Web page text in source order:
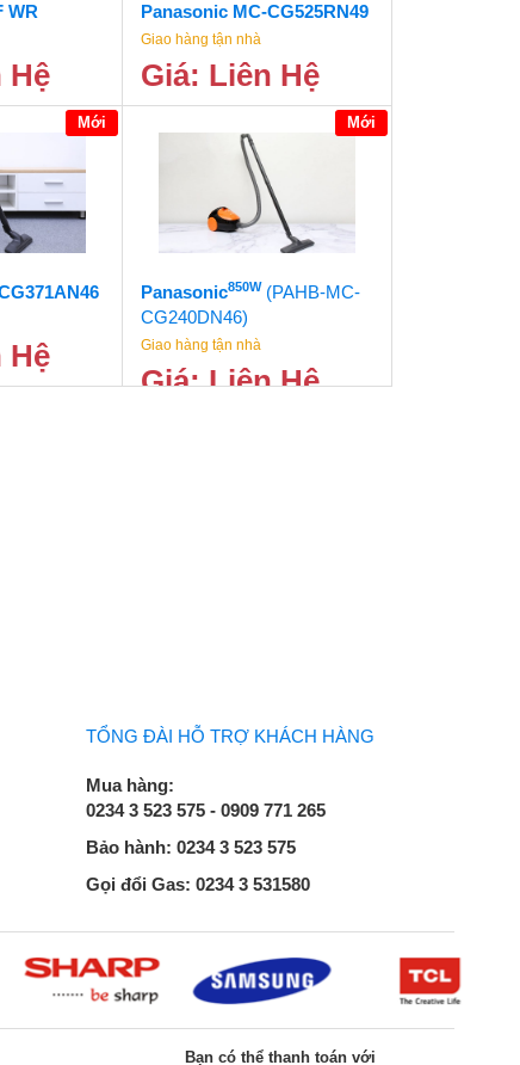
WR
Hệ
Panasonic MC-CG525RN49
Giao hàng tận nhà
Giá: Liên Hệ
Mới
Hệ
Mới
Panasonic850W (PAHB-MC-
CG240DN46)
Giao hàng tận nhà
Giá: Liên Hệ
TỔNG ĐÀI HỖ TRỢ KHÁCH HÀNG
Mua hàng:
0234 3 523 575 - 0909 771 265
Bảo hành: 0234 3 523 575
Gọi đổi Gas: 0234 3 531580
Bạn có thể thanh toán với